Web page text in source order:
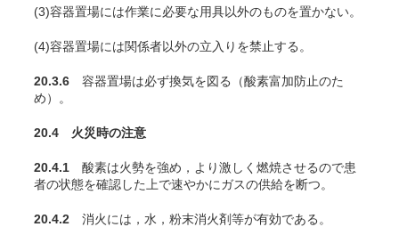
(3)容器置場には作業に必要な用具以外のものを置かない。
(4)容器置場には関係者以外の立入りを禁止する。
20.3.6 容器置場は必ず換気を図る（酸素富加防止のた
め）。
20.4 火災時の注意
20.4.1 酸素は火勢を強め，より激しく燃焼させるので患
者の状態を確認した上で速やかにガスの供給を断つ。
20.4.2 消火には，水，粉末消火剤等が有効である。